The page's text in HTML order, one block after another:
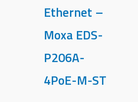
Ethernet –
Moxa EDS-
P206A-
4PoE-M-ST